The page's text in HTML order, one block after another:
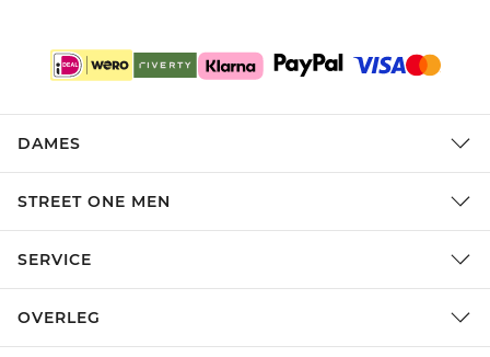
DAMES
STREET ONE MEN
SERVICE
OVERLEG